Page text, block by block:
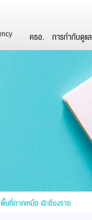
คธอ. การกำกับดูแล
ที่ภาคเหนือ @เชียงราย